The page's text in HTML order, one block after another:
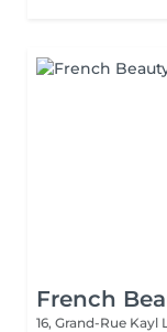
French
16, Grand-Rue Kayl